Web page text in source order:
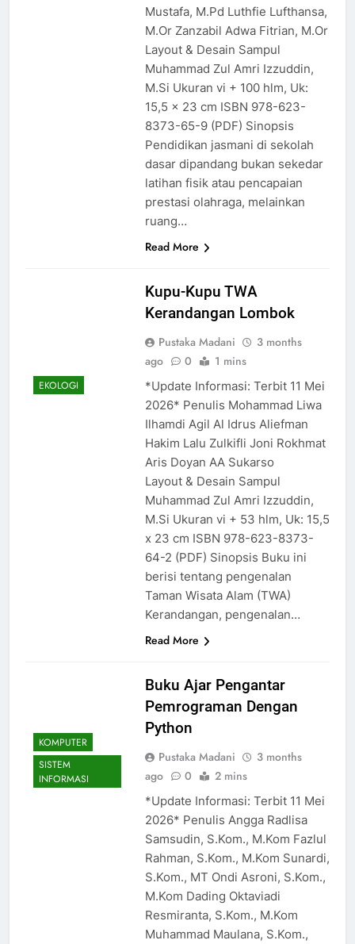
Mustafa, M.Pd Luthfie Lufthansa,
M.Or Zanzabil Adwa Fitrian, M.Or
Layout & Desain Sampul
Muhammad Zul Amri Izzuddin,
M.Si Ukuran vi + 100 hlm, Uk:
15,5 x 23 cm ISBN 978-623-
8373-65-9 (PDF) Sinopsis
Pendidikan jasmani di sekolah
dasar dipandang bukan sekedar
latihan fisik atau pencapaian
prestasi olahraga, melainkan
ruang…
Read More
EKOLOGI
Kupu-Kupu TWA
Kerandangan Lombok
Pustaka Madani
3 months
ago
0 1 mins
*Update Informasi: Terbit 11 Mei
2026* Penulis Mohammad Liwa
Ilhamdi Agil Al Idrus Aliefman
Hakim Lalu Zulkifli Joni Rokhmat
Aris Doyan AA Sukarso
Layout & Desain Sampul
Muhammad Zul Amri Izzuddin,
M.Si Ukuran vi + 53 hlm, Uk: 15,5
x 23 cm ISBN 978-623-8373-
64-2 (PDF) Sinopsis Buku ini
berisi tentang pengenalan
Taman Wisata Alam (TWA)
Kerandangan, pengenalan…
Read More
KOMPUTER
SISTEM
INFORMASI
Buku Ajar Pengantar
Pemrograman Dengan
Python
Pustaka Madani
3 months
ago
0 2 mins
*Update Informasi: Terbit 11 Mei
2026* Penulis Angga Radlisa
Samsudin, S.Kom., M.Kom Fazlul
Rahman, S.Kom., M.Kom Sunardi,
S.Kom., MT Ondi Asroni, S.Kom.,
M.Kom Dading Oktaviadi
Resmiranta, S.Kom., M.Kom
Muhammad Maulana, S.Kom.,